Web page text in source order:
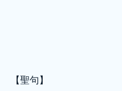
【聖句】